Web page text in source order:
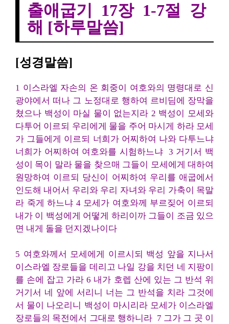
출애굽기 17장 1-7절 강
해 [하루말씀]
[성경말씀]
1 이스라엘 자손의 온 회중이 여호와의 명령대로 신
광야에서 떠나 그 노정대로 행하여 르비딤에 장막을
쳤으나 백성이 마실 물이 없는지라 2 백성이 모세와
다투어 이르되 우리에게 물을 주어 마시게 하라 모세
가 그들에게 이르되 너희가 어찌하여 나와 다투느냐
너희가 어찌하여 여호와를 시험하느냐 3 거기서 백
성이 목이 말라 물을 찾으매 그들이 모세에게 대하여
원망하여 이르되 당신이 어찌하여 우리를 애굽에서
인도해 내어서 우리와 우리 자녀와 우리 가축이 목말
라 죽게 하느냐 4 모세가 여호와께 부르짖어 이르되
내가 이 백성에게 어떻게 하리이까 그들이 조금 있으
면 내게 돌을 던지겠나이다
5 여호와께서 모세에게 이르시되 백성 앞을 지나서
이스라엘 장로들을 데리고 나일 강을 치던 네 지팡이
를 손에 잡고 가라 6 내가 호렙 산에 있는 그 반석 위
거기서 네 앞에 서리니 너는 그 반석을 치라 그것에
서 물이 나오리니 백성이 마시리라 모세가 이스라엘
장로들의 목전에서 그대로 행하니라 7 그가 그 곳 이